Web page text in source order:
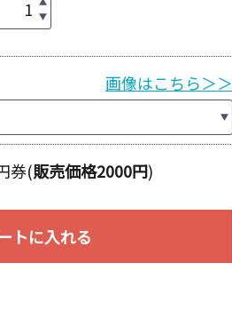
画像はこちら＞＞
券(販売価格2000円)
トに入れる